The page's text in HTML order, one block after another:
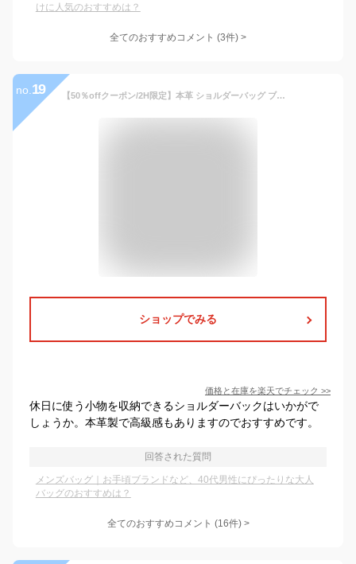
けに人気のおすすめは？
全てのおすすめコメント (3件) >
no. 19 【50％offクーポン/2H限定】本革 ショルダーバッグ ブランド TransitGate レザー メッセンジャーバッグ メンズ 大人 通勤 ビジネスバッグ 斜めがけバッグ ワンショルダー ショルダー バッグ 牛革 斜め掛け バッグ おしゃれ ショルダーバック
ショップでみる
価格と在庫を楽天でチェック >>
休日に使う小物を収納できるショルダーバックはいかがで
しょうか。本革製で高級感もありますのでおすすめです。
回答された質問
メンズバッグ｜お手頃ブランドなど、40代男性にぴったりな大人
バッグのおすすめは？
全てのおすすめコメント (16件) >